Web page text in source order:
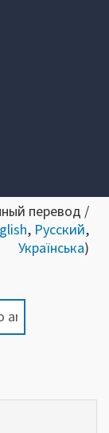
перевод /
, Русский,
Українська)